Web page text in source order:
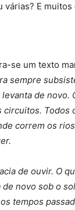
E
se um texto
sempre
de novo.
Todos
correm os
de ouvir. O
novo sob o
tempos